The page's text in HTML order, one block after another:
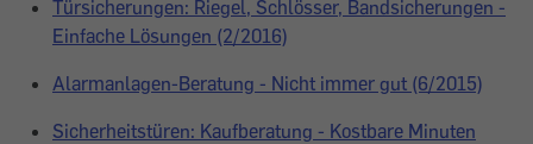
Türsicherungen: Riegel, Schlösser, Bandsicherungen -
Einfache Lösungen (2/2016)
Alarmanlagen-Beratung - Nicht immer gut (6/2015)
Sicherheitstüren: Kaufberatung - Kostbare Minuten